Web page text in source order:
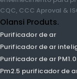
quadrados, 30 Equipe
Prfessional em ODM,
produção em massa!
ISO 9001: 2008